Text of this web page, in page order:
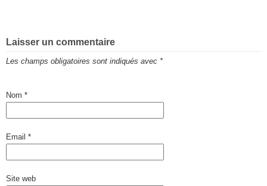
Laisser un commentaire
Les champs obligatoires sont indiqués avec *
Nom *
Email *
Site web